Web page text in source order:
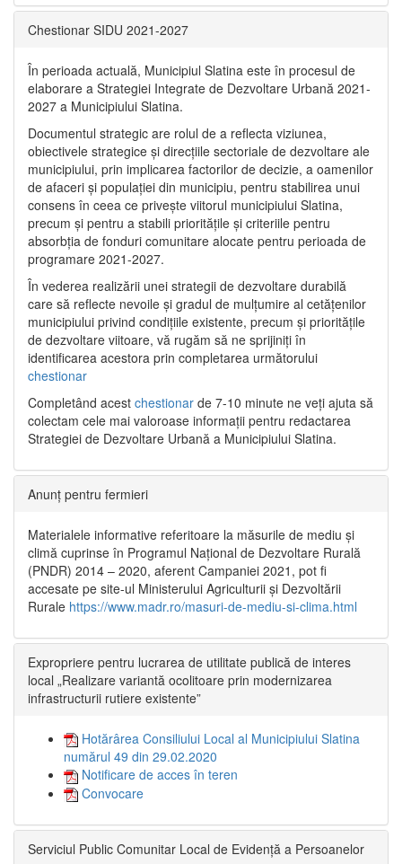
Chestionar SIDU 2021-2027
În perioada actuală, Municipiul Slatina este în procesul de
elaborare a Strategiei Integrate de Dezvoltare Urbană 2021‐
2027 a Municipiului Slatina.
Documentul strategic are rolul de a reflecta viziunea,
obiectivele strategice și direcțiile sectoriale de dezvoltare ale
municipiului, prin implicarea factorilor de decizie, a oamenilor
de afaceri și populației din municipiu, pentru stabilirea unui
consens în ceea ce privește viitorul municipiului Slatina,
precum și pentru a stabili prioritățile și criteriile pentru
absorbția de fonduri comunitare alocate pentru perioada de
programare 2021-2027.
În vederea realizării unei strategii de dezvoltare durabilă
care să reflecte nevoile și gradul de mulțumire al cetățenilor
municipiului privind condițiile existente, precum și prioritățile
de dezvoltare viitoare, vă rugăm să ne sprijiniți în
identificarea acestora prin completarea următorului
chestionar
Completând acest chestionar de 7-10 minute ne veți ajuta să
colectam cele mai valoroase informații pentru redactarea
Strategiei de Dezvoltare Urbană a Municipiului Slatina.
Anunț pentru fermieri
Materialele informative referitoare la măsurile de mediu și
climă cuprinse în Programul Național de Dezvoltare Rurală
(PNDR) 2014 – 2020, aferent Campaniei 2021, pot fi
accesate pe site-ul Ministerului Agriculturii și Dezvoltării
Rurale https://www.madr.ro/masuri-de-mediu-si-clima.html
Expropriere pentru lucrarea de utilitate publică de interes
local „Realizare variantă ocolitoare prin modernizarea
infrastructurii rutiere existente”
Hotărârea Consiliului Local al Municipiului Slatina
numărul 49 din 29.02.2020
Notificare de acces în teren
Convocare
Serviciul Public Comunitar Local de Evidență a Persoanelor